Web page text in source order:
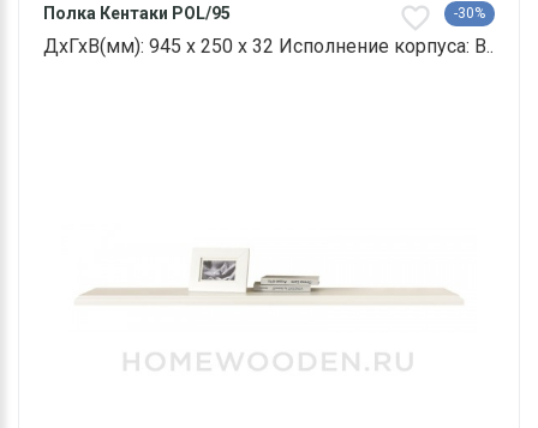
Полка Кентаки POL/95 -30%
ДхГхВ(мм): 945 х 250 х 32 Исполнение корпуса: В..